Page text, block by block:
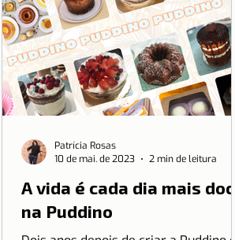
A vida é cada dia mais doce
na Puddino
Patrícia Rosas
10 de mai. de 2023
2 min de leitura